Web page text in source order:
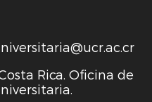
Rica. Oficina de